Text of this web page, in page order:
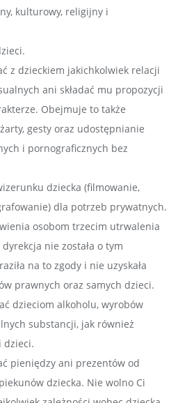
kulturowy, religijny i
z dzieckiem jakichkolwiek relacji
ani składać mu propozycji
Obejmuje to także
gesty oraz udostępnianie
i pornograficznych bez
dziecka (filmowanie,
dla potrzeb prywatnych.
osobom trzecim utrwalenia
nie została o tym
na to zgody i nie uzyskała
prawnych oraz samych dzieci.
dzieciom alkoholu, wyrobów
substancji, jak również
dzieci.
pieniędzy ani prezentów od
dziecka. Nie wolno Ci